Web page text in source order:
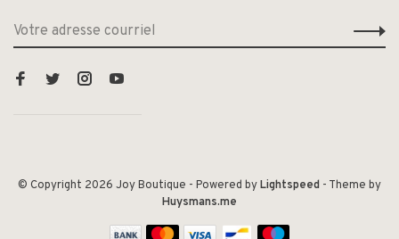
© Copyright 2026 Joy Boutique - Powered byLightspeed - Theme by
Huysmans.me